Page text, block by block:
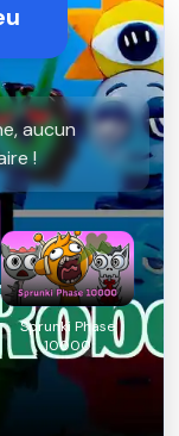
aucun
!
Sprunki Phase
10000